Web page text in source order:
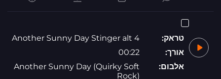
טראק:
Another Sunny Day Stinger alt 4
אורך:
00:22
אלבום:
Another Sunny Day (Quirky Soft
Rock)